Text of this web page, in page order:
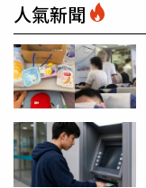
人氣新聞